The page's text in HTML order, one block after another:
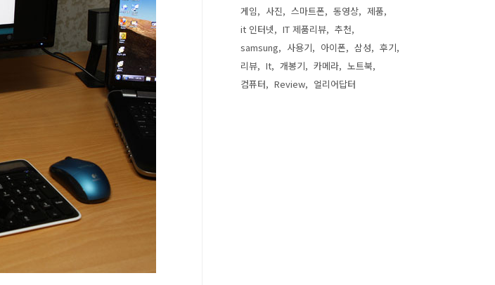
게임
사진 스마트폰 동영상
제품
it 인터넷
IT 제품리뷰
추천
samsung
사용기 아이폰 삼성
후기
리뷰
It 개봉기 카메라
노트북
컴퓨터
Review 얼리어답터